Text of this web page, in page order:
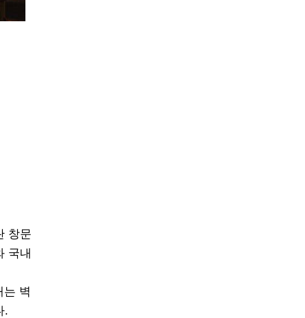
창문
국내
는 벽
.